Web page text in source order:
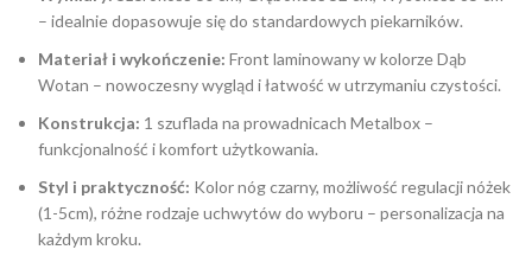
– idealnie dopasowuje się do standardowych piekarników.
Materiał i wykończenie: Front laminowany w kolorze Dąb
Wotan – nowoczesny wygląd i łatwość w utrzymaniu czystości.
Konstrukcja: 1 szuflada na prowadnicach Metalbox –
funkcjonalność i komfort użytkowania.
Styl i praktyczność: Kolor nóg czarny, możliwość regulacji nóżek
(1-5cm), różne rodzaje uchwytów do wyboru – personalizacja na
każdym kroku.